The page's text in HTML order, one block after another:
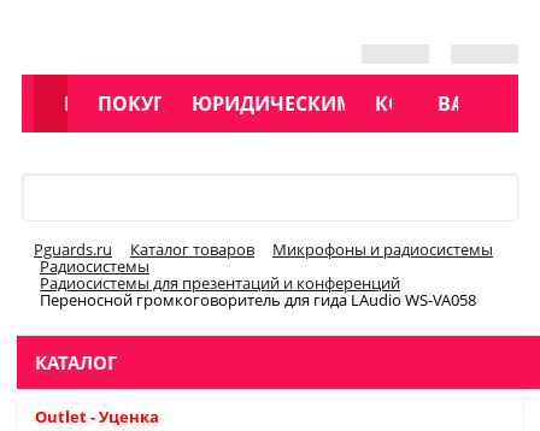
АКЦИИ
КАТАЛОГ
ПОКУПАТЕЛЯМЮРИДИЧЕСКИМ ЛИЦАМКОНТАКТЫ
УСЛУГИ
Pguards.ru Каталог товаров Микрофоны и радиосистемы
Радиосистемы
Радиосистемы для презентаций и конференций
Переносной громкоговоритель для гида LAudio WS-VA058
КАТАЛОГ
Outlet - Уценка